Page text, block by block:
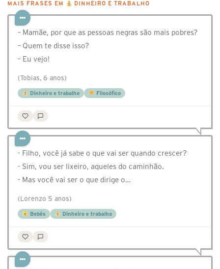
MAIS FRASES EM DINHEIRO E TRABALHO
– Mamãe, por que as pessoas negras são mais pobres?
– Quem te disse isso?
– Eu vejo!
(Tobias, 6 anos)
Dinheiro e trabalho Filosófico
- Filho, você já sabe o que vai ser quando crescer?
- Sim, vou ser lixeiro, aqueles do caminhão.
- Mas você vai ser o que dirige o…
(Lorenzo 5 anos)
Bebês Dinheiro e trabalho